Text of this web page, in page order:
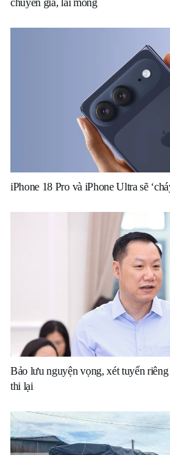
chuyển giá, lãi mỏng
iPhone 18 Pro và iPhone Ultra sẽ
Bảo lưu nguyện vọng, xét tuyển
thi lại